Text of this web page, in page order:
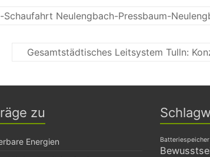
Schaufahrt Neulengbach-Pressbaum-
Gesamtstädtisches Leitsystem Tulln:
zu
Energien
Batteriespeicher